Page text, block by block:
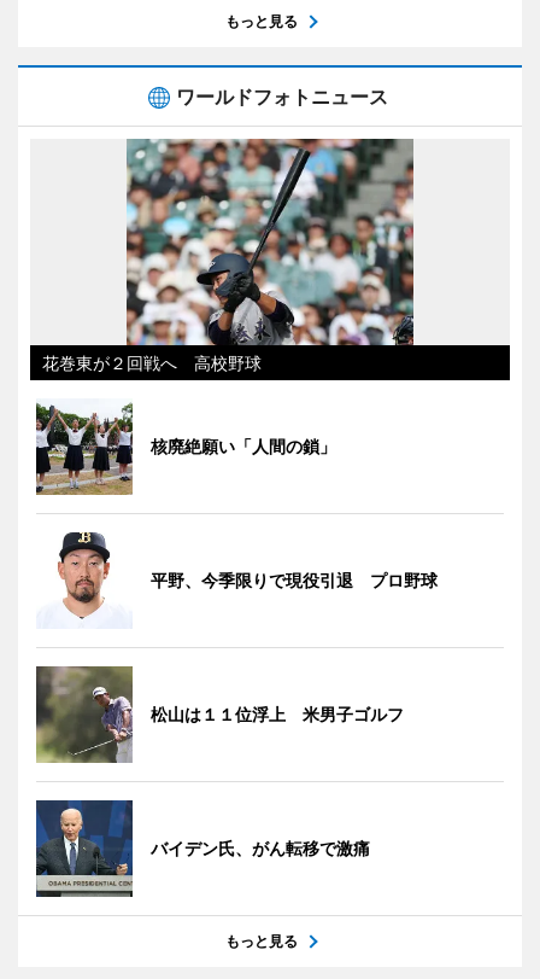
もっと見る
ワールドフォトニュース
花巻東が２回戦へ 高校野球
核廃絶願い「人間の鎖」
平野、今季限りで現役引退 プロ野球
松山は１１位浮上 米男子ゴルフ
バイデン氏、がん転移で激痛
もっと見る